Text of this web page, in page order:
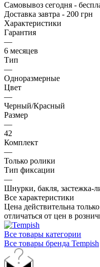
Самовывоз сегодня -
Доставка завтра - 200 грн
Характеристики
Гарантия
—
6 месяцев
Тип
—
Одноразмерные
Цвет
—
Черный/Красный
Размер
—
42
Комплект
—
Только ролики
Тип фиксации
—
Шнурки, бакля, застежка-
Все характеристики
Цена действительна
отличаться от цен в
Все товары категории
Все товары бренда Tempish